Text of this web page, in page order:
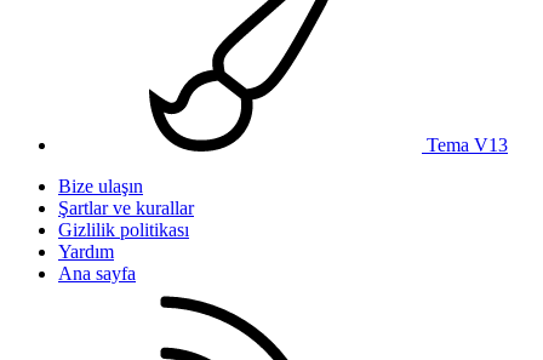
Tema V13
Bize ulaşın
Şartlar ve kurallar
Gizlilik politikası
Yardım
Ana sayfa